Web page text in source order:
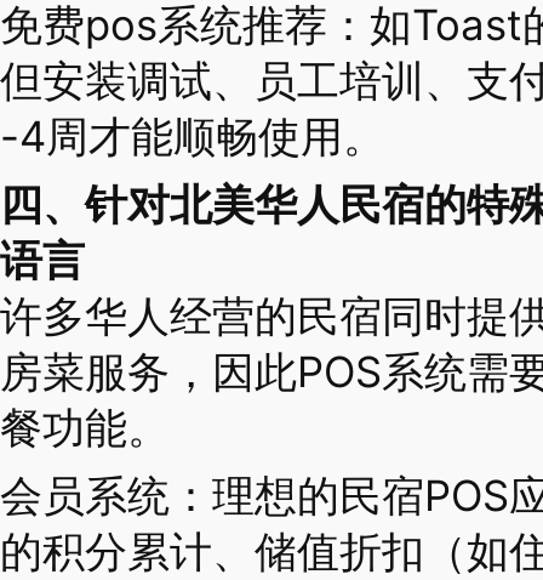
免费pos系统推荐：如Toast
但安装调试、员工培训、支
-4周才能顺畅使用。
四、针对北美华人民宿的特
语言
许多华人经营的民宿同时提
房菜服务，因此POS系统需
餐功能。
会员系统：理想的民宿POS
的积分累计、储值折扣（如